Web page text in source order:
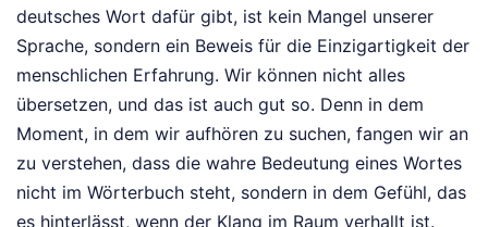
deutsches Wort dafür gibt, ist kein Mangel unserer
Sprache, sondern ein Beweis für die Einzigartigkeit der
menschlichen Erfahrung. Wir können nicht alles
übersetzen, und das ist auch gut so. Denn in dem
Moment, in dem wir aufhören zu suchen, fangen wir an
zu verstehen, dass die wahre Bedeutung eines Wortes
nicht im Wörterbuch steht, sondern in dem Gefühl, das
es hinterlässt, wenn der Klang im Raum verhallt ist.